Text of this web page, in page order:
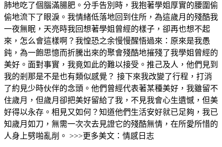
肺地吃了個腦滿腸肥。分手告別時，我抱著學姐厚實的腰圍偷
偷地流下了眼淚。我情緒低落地回到住所，為這歲月的殘酷我
一夜無眠，天亮時我回想著學姐曾經的樣子，卻再也想不起
來，怎么會這樣啊？我惶恐之余慢慢醒悟過來：原來是我愚
鈍，為一飽思憶而折騰出來的聚會殘酷地摧殘了我學姐曾經的
美好。面對事實，我竟如此的難以接受。推己及人，他們見到
我的剎那是不是也有類似感覺？ 接下來我改變了行程，打消
了約見少時伙伴的念頭。他們曾經代表著某種美好，我雖留不
住歲月，但歲月卻把美好留給了我，不見我會心生遺憾，但美
好得以永存。相見又如何？知道他們生活安好就已足夠，我已
知歲月如刀，無需一次次去見證它的殘酷無情，在所愛所惜的
人身上劈啪亂削。 >>>更多美文：情感日志